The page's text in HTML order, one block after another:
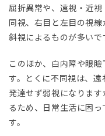
屈折異常や、遠視・近
同視、右目と左目の視
斜視によるものが多いで
このほか、白内障や眼
す。とくに不同視は、
発達せず弱視になりま
るため、日常生活に困
す。